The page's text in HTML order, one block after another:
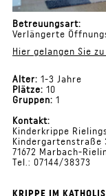
Betreuungsart:
Verlängerte
Hier gelangen Sie
Alter: 1-3 Jahre
Plätze: 10
Gruppen: 1
Kontakt:
Kinderkrippe
Kindergartenstraße
71672 Marbach-
Tel.: 07144/38373
KRIPPE IM